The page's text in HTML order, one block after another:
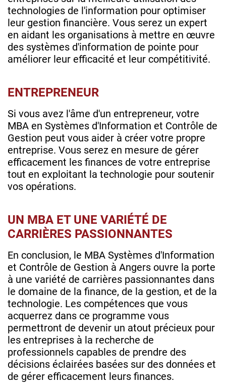
technologies de l'information pour optimiser
leur gestion financière. Vous serez un expert
en aidant les organisations à mettre en œuvre
des systèmes d'information de pointe pour
améliorer leur efficacité et leur compétitivité.
ENTREPRENEUR
Si vous avez l'âme d'un entrepreneur, votre
MBA en Systèmes d'Information et Contrôle de
Gestion peut vous aider à créer votre propre
entreprise. Vous serez en mesure de gérer
efficacement les finances de votre entreprise
tout en exploitant la technologie pour soutenir
vos opérations.
UN MBA ET UNE VARIÉTÉ DE
CARRIÈRES PASSIONNANTES
En conclusion, le MBA Systèmes d'Information
et Contrôle de Gestion à Angers ouvre la porte
à une variété de carrières passionnantes dans
le domaine de la finance, de la gestion, et de la
technologie. Les compétences que vous
acquerrez dans ce programme vous
permettront de devenir un atout précieux pour
les entreprises à la recherche de
professionnels capables de prendre des
décisions éclairées basées sur des données et
de gérer efficacement leurs finances.